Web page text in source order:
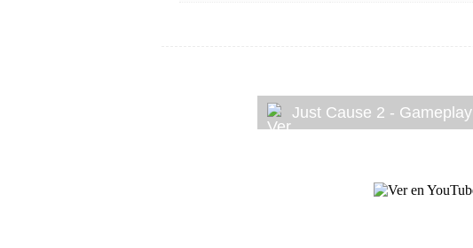
Just Cause 2 - Gameplay